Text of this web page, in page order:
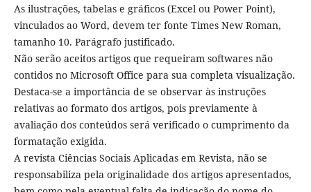
As ilustrações, tabelas e gráficos (Excel ou Power Point),
vinculados ao Word, devem ter fonte Times New Roman,
tamanho 10. Parágrafo justificado.
Não serão aceitos artigos que requeiram softwares não
contidos no Microsoft Office para sua completa visualização.
Destaca-se a importância de se observar às instruções
relativas ao formato dos artigos, pois previamente à
avaliação dos conteúdos será verificado o cumprimento da
formatação exigida.
A revista Ciências Sociais Aplicadas em Revista, não se
responsabiliza pela originalidade dos artigos apresentados,